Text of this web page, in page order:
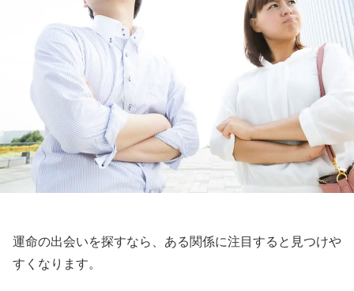
運命の出会いを探すなら、ある関係に注目すると見つけや
すくなります。